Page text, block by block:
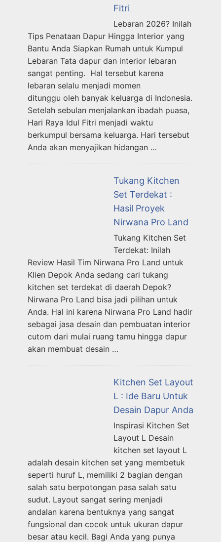
Fitri
Lebaran 2026? Inilah
Tips Penataan Dapur Hingga Interior yang
Bantu Anda Siapkan Rumah untuk Kumpul
Lebaran Tata dapur dan interior lebaran
sangat penting. Hal tersebut karena
lebaran selalu menjadi momen
ditunggu oleh banyak keluarga di Indonesia.
Setelah sebulan menjalankan ibadah puasa,
Hari Raya Idul Fitri menjadi waktu
berkumpul bersama keluarga. Hari tersebut
Anda akan menyajikan hidangan …
Tukang Kitchen
Set Terdekat :
Hasil Proyek
Nirwana Pro Land
Tukang Kitchen Set
Terdekat: Inilah
Review Hasil Tim Nirwana Pro Land untuk
Klien Depok Anda sedang cari tukang
kitchen set terdekat di daerah Depok?
Nirwana Pro Land bisa jadi pilihan untuk
Anda. Hal ini karena Nirwana Pro Land hadir
sebagai jasa desain dan pembuatan interior
cutom dari mulai ruang tamu hingga dapur
akan membuat desain …
Kitchen Set Layout
L : Ide Baru Untuk
Desain Dapur Anda
Inspirasi Kitchen Set
Layout L Desain
kitchen set layout L
adalah desain kitchen set yang membetuk
seperti huruf L, memiliki 2 bagian dengan
salah satu berpotongan pasa salah satu
sudut. Layout sangat sering menjadi
andalan karena bentuknya yang sangat
fungsional dan cocok untuk ukuran dapur
besar atau kecil. Bagi Anda yang punya